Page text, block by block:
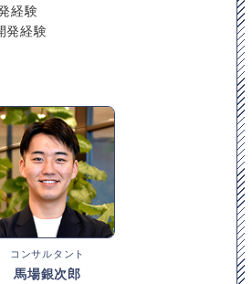
経験
発経験
コンサルタント
馬場銀次郎